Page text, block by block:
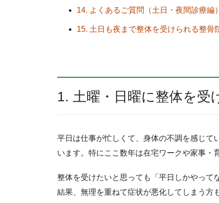
14. よくあるご質問（土日・夜間診療編
15. 土日も夜まで整体を受けられる整骨
1. 土曜・日曜に整体を受
平日は仕事が忙しくて、身体の不調を感じて
います。特にここ数年は在宅ワークや家事
整体を受けたいと思っても「平日しかやって
結果、無理を重ねて症状が悪化してしまう方